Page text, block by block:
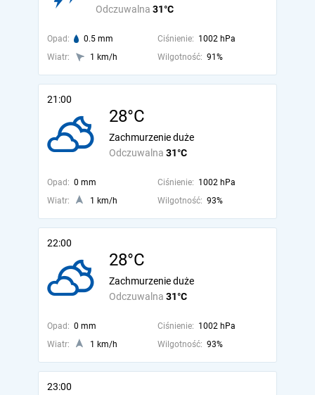
Odczuwalna 31°C
Opad: 0.5 mm Ciśnienie: 1002 hPa
Wiatr:
1 km/h Wilgotność: 91%
21:00
28°C
Odczuwalna 31°C
Zachmurzenie duże
Opad: 0 mm Ciśnienie: 1002 hPa
Wiatr:
1 km/h Wilgotność: 93%
22:00
28°C
Odczuwalna 31°C
Zachmurzenie duże
Opad: 0 mm Ciśnienie: 1002 hPa
Wiatr:
1 km/h Wilgotność: 93%
23:00